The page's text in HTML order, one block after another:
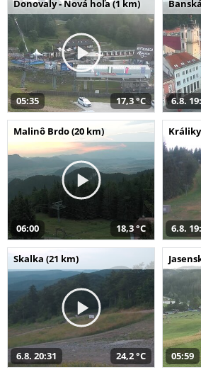
Donovaly - Nová hoľa (1 km)
05:35 17,3 °C 6.8.
Malinô Brdo (20 km)
06:00 18,3 °C 6.8.
Skalka (21 km)
6.8. 20:31 24,2 °C 05:59